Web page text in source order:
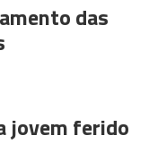
das
jovem ferido